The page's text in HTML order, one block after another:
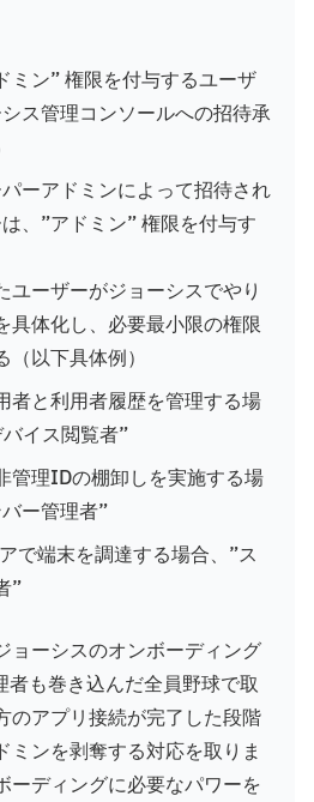
ミン” 権限を付与するユーザ
ス管理コンソールへの招待承
ーアドミンによって招待され
、”アドミン” 権限を付与す
ユーザーがジョーシスでやり
具体化し、必要最小限の権限
（以下具体例）
者と利用者履歴を管理する場
イス閲覧者”
管理IDの棚卸しを実施する場
ー管理者”
で端末を調達する場合、”ス
”
ョーシスのオンボーディング
者も巻き込んだ全員野球で取
のアプリ接続が完了した段階
ミンを剥奪する対応を取りま
ーディングに必要なパワーを